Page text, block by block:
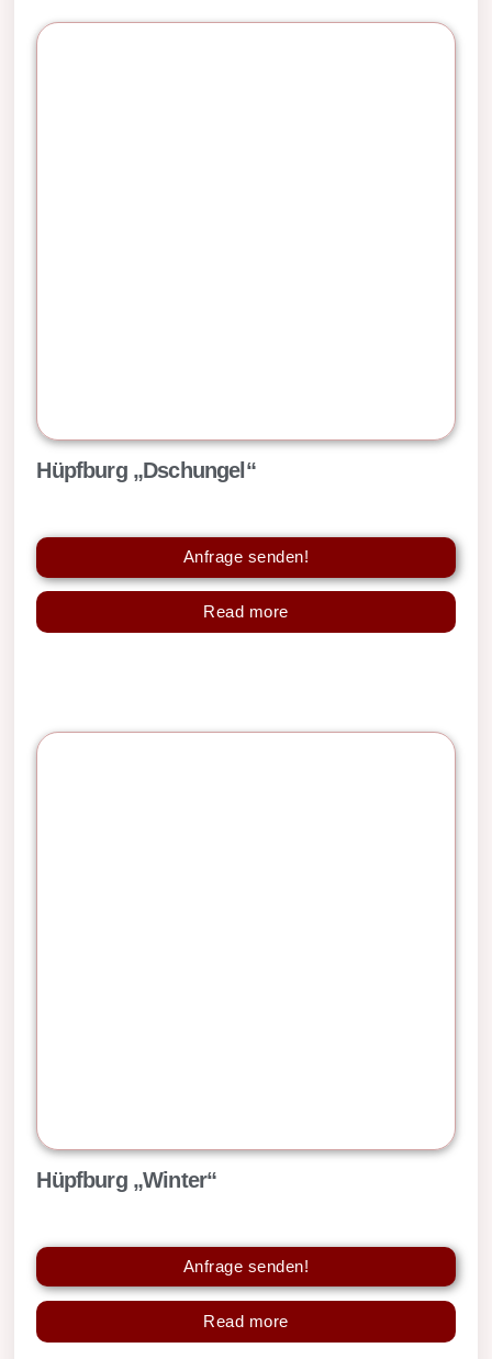
Hüpfburg „Dschungel“
Anfrage senden!
Read more
Hüpfburg „Winter“
Anfrage senden!
Read more